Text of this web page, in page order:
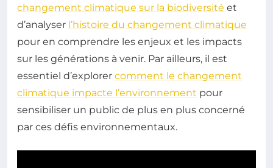
changement climatique sur la biodiversité et
d’analyser l’histoire du changement climatique
pour en comprendre les enjeux et les impacts
sur les générations à venir. Par ailleurs, il est
essentiel d’explorer comment le changement
climatique impacte l’environnement pour
sensibiliser un public de plus en plus concerné
par ces défis environnementaux.